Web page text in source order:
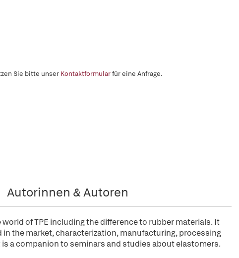
Sie bitte unser Kontaktformularfür eine Anfrage.
Autorinnen & Autoren
of TPE including the difference to rubber materials. It
the market, characterization, manufacturing, processing
a companion to seminars and studies about elastomers.